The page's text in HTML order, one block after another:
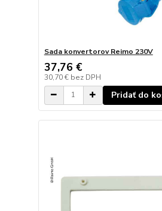
Sada konvertorov Reimo 230V
37,76 €
30,70 € bez DPH
Pridať do